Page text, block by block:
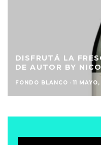
DISFRUTÁ LA
DE AUTOR BY
FONDO BLANCO · 11